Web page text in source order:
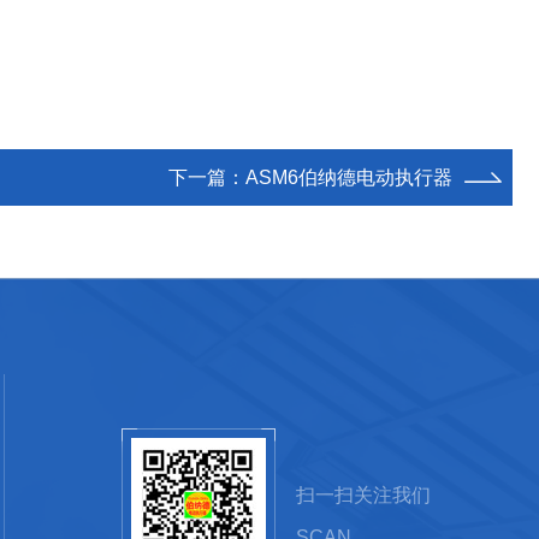
下一篇： ASM6伯纳德电动执行器
扫一扫关注我们